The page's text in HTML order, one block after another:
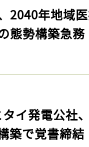
2040年地域
態勢構築急務
タイ発電公社
築で覚書締結